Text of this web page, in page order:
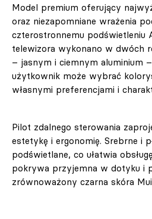
Model premium oferujący
oraz niezapomniane wrażenia
czterostronnemu podświetleniu
telewizora wykonano w dwóch
– jasnym i ciemnym aluminium
użytkownik może wybrać
własnymi preferencjami i
Pilot zdalnego sterowania
estetykę i ergonomię. Srebrne i
podświetlane, co ułatwia
pokrywa przyjemna w dotyku i
zrównoważony czarna skóra